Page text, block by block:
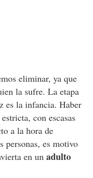
eliminar, ya que
la sufre. La etapa
es la infancia. Haber
con escasas
a la hora de
personas, es motivo
en un adulto